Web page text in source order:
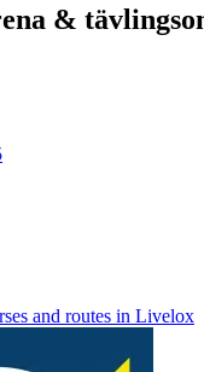
&
and routes in Livelox